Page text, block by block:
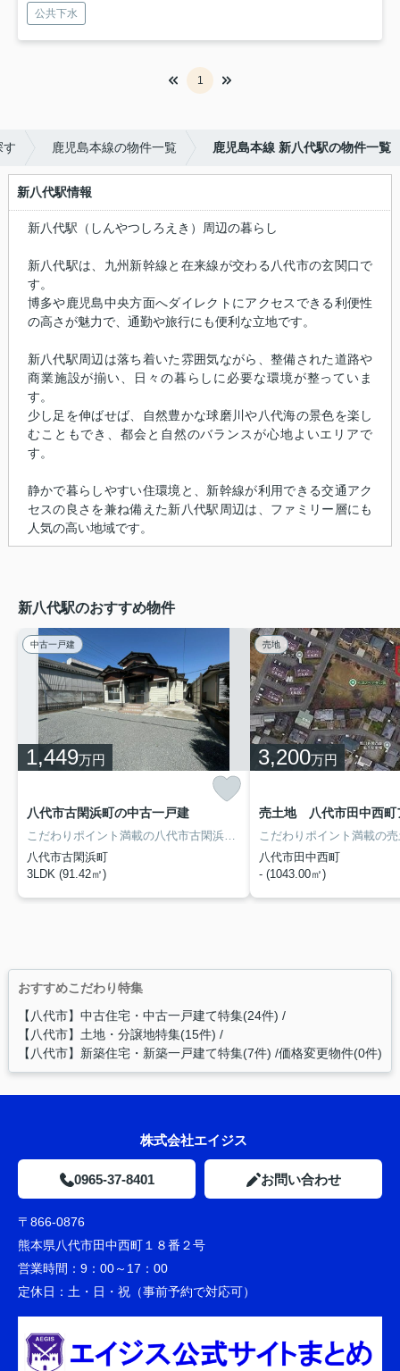
公共下水
1
す 鹿児島本線の物件一覧 鹿児島本線 新八代駅の物件一覧
新八代駅情報
新八代駅（しんやつしろえき）周辺の暮らし
新八代駅は、九州新幹線と在来線が交わる八代市の玄関口で
す。
博多や鹿児島中央方面へダイレクトにアクセスできる利便性
の高さが魅力で、通勤や旅行にも便利な立地です。
新八代駅周辺は落ち着いた雰囲気ながら、整備された道路や
商業施設が揃い、日々の暮らしに必要な環境が整っていま
す。
少し足を伸ばせば、自然豊かな球磨川や八代海の景色を楽し
むこともでき、都会と自然のバランスが心地よいエリアで
す。
静かで暮らしやすい住環境と、新幹線が利用できる交通アク
セスの良さを兼ね備えた新八代駅周辺は、ファミリー層にも
人気の高い地域です。
新八代駅のおすすめ物件
中古一戸建
1,449万円
八代市古閑浜町の中古一戸建
八代市古閑浜町
3LDK (91.42㎡)
売地
3,200万円
売土地 八代市田中西町
八代市田中西町
- (1043.00㎡)
おすすめこだわり特集
【八代市】中古住宅・中古一戸建て特集(24件)
【八代市】土地・分譲地特集(15件)
【八代市】新築住宅・新築一戸建て特集(7件) 価格変更物件(0件)
株式会社エイジス
0965-37-8401 お問い合わせ
〒866-0876
熊本県八代市田中西町１８番２号
営業時間： 9：00～17：00
定休日： 土・日・祝（事前予約で対応可）